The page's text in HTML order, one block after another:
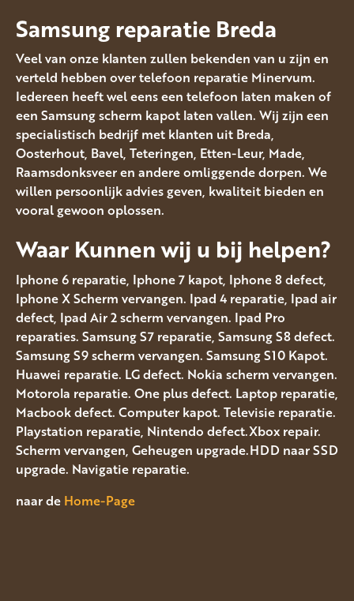
Samsung reparatie Breda
Veel van onze klanten zullen bekenden van u zijn en
verteld hebben over telefoon reparatie Minervum.
Iedereen heeft wel eens een telefoon laten maken of
een Samsung scherm kapot laten vallen. Wij zijn een
specialistisch bedrijf met klanten uit Breda,
Oosterhout, Bavel, Teteringen, Etten-Leur, Made,
Raamsdonksveer en andere omliggende dorpen. We
willen persoonlijk advies geven, kwaliteit bieden en
vooral gewoon oplossen.
Waar Kunnen wij u bij helpen?
Iphone 6 reparatie, Iphone 7 kapot, Iphone 8 defect,
Iphone X Scherm vervangen. Ipad 4 reparatie, Ipad air
defect, Ipad Air 2 scherm vervangen. Ipad Pro
reparaties. Samsung S7 reparatie, Samsung S8 defect.
Samsung S9 scherm vervangen. Samsung S10 Kapot.
Huawei reparatie. LG defect. Nokia scherm vervangen.
Motorola reparatie. One plus defect. Laptop reparatie,
Macbook defect. Computer kapot. Televisie reparatie.
Playstation reparatie, Nintendo defect.Xbox repair.
Scherm vervangen, Geheugen upgrade.HDD naar SSD
upgrade. Navigatie reparatie.
naar de Home-Page